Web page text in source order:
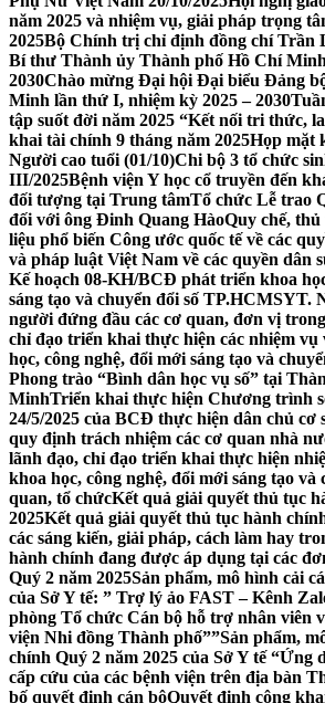
năm 2025 và nhiệm vụ, giải pháp trọng
2025Bộ Chính trị chỉ định đồng chí Trần
Bí thư Thành ủy Thành phố Hồ Chí
2030Chào mừng Đại hội Đại biểu Đảng
Minh lần thứ I, nhiệm kỳ 2025 – 2030
tập suốt đời năm 2025 “Kết nối tri thức,
khai tài chính 9 tháng năm 2025Họp mặt
Người cao tuổi (01/10)Chi bộ 3 tổ chức
III/2025Bệnh viện Y học cổ truyền đến
đối tượng tại Trung tâmTổ chức Lễ trao
đối với ông Đinh Quang HàoQuy chế,
liệu phổ biến Công ước quốc tế về các
và pháp luật Việt Nam về các quyền dân
Kế hoạch 08-KH/BCĐ phát triển khoa
sáng tạo và chuyển đổi số TP.HCMSYT.
người đứng đầu các cơ quan, đơn vị
chỉ đạo triển khai thực hiện các nhiệm vụ
học, công nghệ, đổi mới sáng tạo và
Phong trào “Bình dân học vụ số” tại
MinhTriển khai thực hiện Chương trình
24/5/2025 của BCĐ thực hiện dân chủ cơ
quy định trách nhiệm các cơ quan nhà
lãnh đạo, chỉ đạo triển khai thực hiện
khoa học, công nghệ, đổi mới sáng tạo và
quan, tổ chứcKết quả giải quyết thủ tục
2025Kết quả giải quyết thủ tục hành
các sáng kiến, giải pháp, cách làm hay
hành chính đang được áp dụng tại các
Quý 2 năm 2025Sản phẩm, mô hình cải
của Sở Y tế: ” Trợ lý ảo FAST – Kênh
phòng Tổ chức Cán bộ hỗ trợ nhân viên
viện Nhi đồng Thành phố””Sản phẩm,
chính Quý 2 năm 2025 của Sở Y tế “Ứng
cấp cứu của các bệnh viện trên địa bàn
bố quyết định cán bộQuyết định công